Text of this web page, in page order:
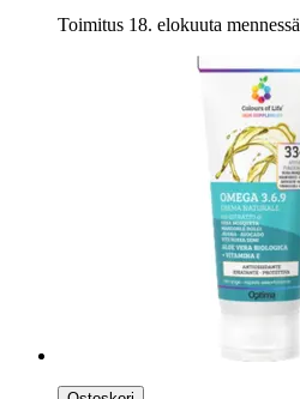
Toimitus 18. elokuuta mennessä